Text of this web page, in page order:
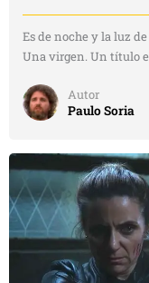
Es de noche y la luz
Una virgen. Un título
Autor
Paulo Soria